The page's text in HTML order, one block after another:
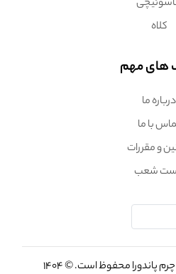
کلاه
های مهم
درباره ما
با ما
و مقررات
شعب
محفوظ است. © 1404